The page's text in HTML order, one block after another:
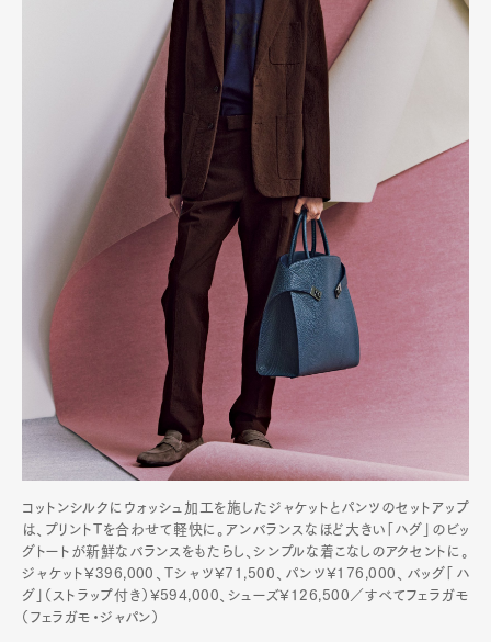
コットンシルクにウォッシュ加工を施したジャケットとパンツのセットアップ
は、プリントTを合わせて軽快に。アンバランスなほど大きい「ハグ」のビッ
グトートが新鮮なバランスをもたらし、シンプルな着こなしのアクセントに。
ジャケット¥396,000、Tシャツ¥71,500、パンツ¥176,000、バッグ「ハ
グ」（ストラップ付き）¥594,000、シューズ¥126,500／すべてフェラガモ
（フェラガモ・ジャパン）